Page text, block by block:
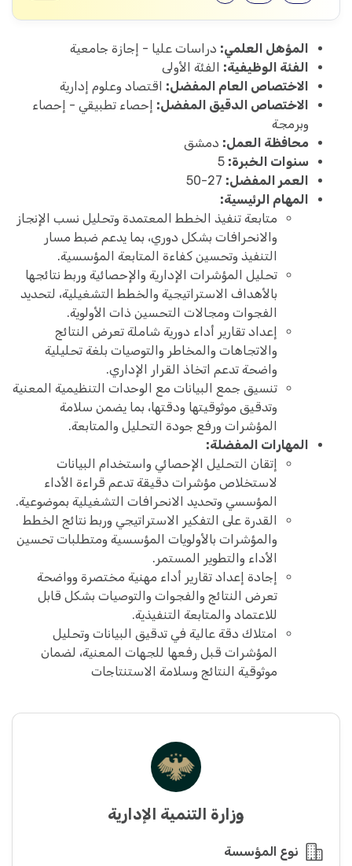
المؤهل العلمي: دراسات عليا - إجازة جامعية
الفئة الوظيفية: الفئة الأولى
الاختصاص العام المفضل: اقتصاد وعلوم إدارية
الاختصاص الدقيق المفضل: إحصاء تطبيقي - إحصاء
وبرمجة
محافظة العمل: دمشق
سنوات الخبرة:
العمر المفضل:
المهام الرئيسية:
متابعة تنفيذ الخطط المعتمدة وتحليل نسب الإنجاز
والانحرافات بشكل دوري، بما يدعم ضبط مسار
التنفيذ وتحسين كفاءة المتابعة المؤسسية.
تحليل المؤشرات الإدارية والإحصائية وربط نتائجها
بالأهداف الاستراتيجية والخطط التشغيلية، لتحديد
الفجوات ومجالات التحسين ذات الأولوية.
إعداد تقارير أداء دورية شاملة تعرض النتائج
والاتجاهات والمخاطر والتوصيات بلغة تحليلية
واضحة تدعم اتخاذ القرار الإداري.
تنسيق جمع البيانات مع الوحدات التنظيمية المعنية
وتدقيق موثوقيتها ودقتها، بما يضمن سلامة
المؤشرات ورفع جودة التحليل والمتابعة.
المهارات المفضلة:
إتقان التحليل الإحصائي واستخدام البيانات
لاستخلاص مؤشرات دقيقة تدعم قراءة الأداء
المؤسسي وتحديد الانحرافات التشغيلية بموضوعية.
القدرة على التفكير الاستراتيجي وربط نتائج الخطط
والمؤشرات بالأولويات المؤسسية ومتطلبات تحسين
الأداء والتطوير المستمر.
إجادة إعداد تقارير أداء مهنية مختصرة وواضحة
تعرض النتائج والفجوات والتوصيات بشكل قابل
للاعتماد والمتابعة التنفيذية.
امتلاك دقة عالية في تدقيق البيانات وتحليل
المؤشرات قبل رفعها للجهات المعنية، لضمان
موثوقية النتائج وسلامة الاستنتاجات
وزارة التنمية الإدارية
نوع المؤسسة